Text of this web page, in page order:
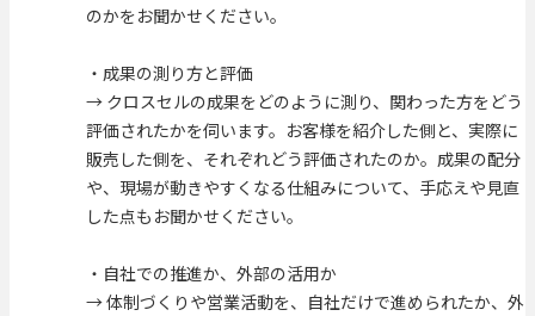
のかをお聞かせください。
・成果の測り方と評価
→ クロスセルの成果をどのように測り、関わった方をどう
評価されたかを伺います。お客様を紹介した側と、実際に
販売した側を、それぞれどう評価されたのか。成果の配分
や、現場が動きやすくなる仕組みについて、手応えや見直
した点もお聞かせください。
・自社での推進か、外部の活用か
→ 体制づくりや営業活動を、自社だけで進められたか、外